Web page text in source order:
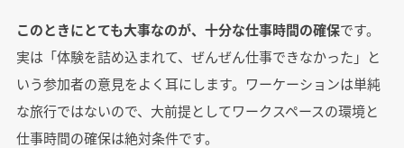
このときにとても大事なのが、十分な仕事時間の確保です。
実は「体験を詰め込まれて、ぜんぜん仕事できなかった」と
いう参加者の意見をよく耳にします。ワーケーションは単純
な旅行ではないので、大前提としてワークスペースの環境と
仕事時間の確保は絶対条件です。